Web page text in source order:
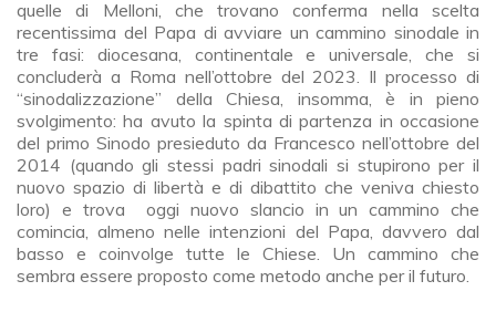
quelle di Melloni, che trovano conferma nella scelta
recentissima del Papa di avviare un cammino sinodale in
tre fasi: diocesana, continentale e universale, che si
concluderà a Roma nell’ottobre del 2023. Il processo di
“sinodalizzazione” della Chiesa, insomma, è in pieno
svolgimento: ha avuto la spinta di partenza in occasione
del primo Sinodo presieduto da Francesco nell’ottobre del
2014 (quando gli stessi padri sinodali si stupirono per il
nuovo spazio di libertà e di dibattito che veniva chiesto
loro) e trova oggi nuovo slancio in un cammino che
comincia, almeno nelle intenzioni del Papa, davvero dal
basso e coinvolge tutte le Chiese. Un cammino che
sembra essere proposto come metodo anche per il futuro.